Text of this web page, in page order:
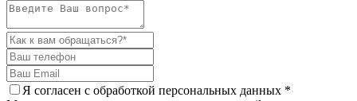
Я согласен c обработкой персональных данных *